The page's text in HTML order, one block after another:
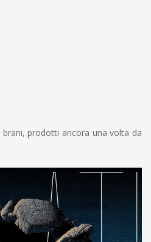
prodotti ancora una volta da